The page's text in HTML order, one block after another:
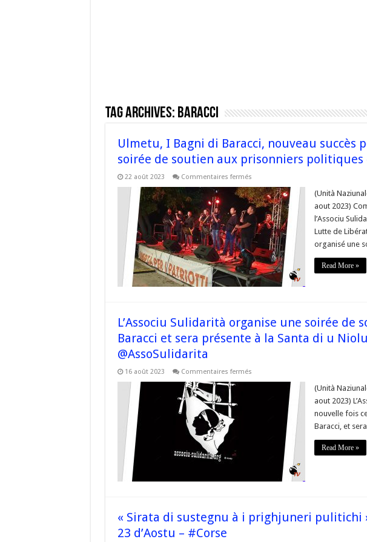
Tag Archives: Baracci
Ulmetu, I Bagni di Baracci, nouveau succès
soirée de soutien aux prisonniers
22 août 2023 Commentaires ferméssur
I
Bagni
di
Baracci,
nouveau
succès
populaire
pour
la
soirée
de
soutien
aux
#Sulidarità
#Corse
(Unità
aout 2023)
l’Associu
Lutte de
organisé une
Read More »
L’Associu Sulidarità organise une soirée de
Baracci et sera présente à la Santa di u
@AssoSulidarita
16 août 2023 Commentaires ferméssur
à
Niolu
(Unità
aout 2023)
nouvelle fois
Baracci, et
Read More »
« Sirata di sustegnu à i prighjuneri pulitichi
23 d’Aostu – #Corse